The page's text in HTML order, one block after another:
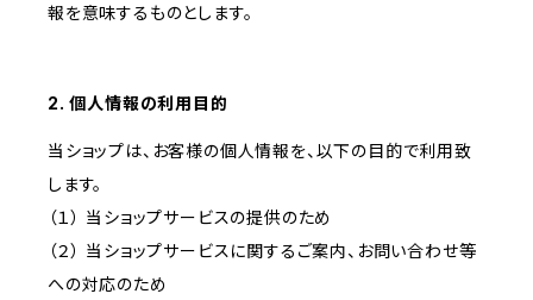
報を意味するものとします。
2. 個人情報の利用目的
当ショップは、お客様の個人情報を、以下の目的で利用致
します。
（１） 当ショップサービスの提供のため
（２） 当ショップサービスに関するご案内、お問い合わせ等
への対応のため